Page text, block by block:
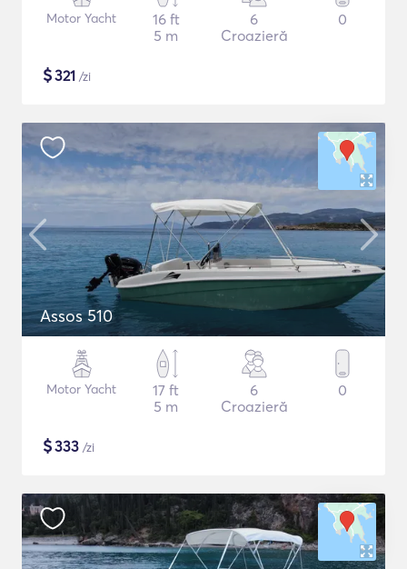
Motor Yacht
16 ft
5 m
6
Croazieră
0
$321 /zi
Assos 510
Motor Yacht
17 ft
5 m
6
Croazieră
0
$333 /zi